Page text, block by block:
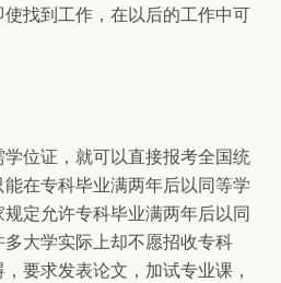
找到工作，在以后的工作中可
位证，就可以直接报考全国统
在专科毕业满两年后以同等学
定允许专科毕业满两年后以同
大学实际上却不愿招收专科
要求发表论文，加试专业课，